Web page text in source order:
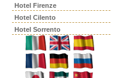
Hotel Firenze
Hotel Cilento
Hotel Sorrento